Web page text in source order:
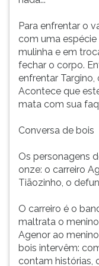
Para enfrentar o
com uma espécie
mulinha e em
fechar o corpo.
enfrentar
Acontece que
mata com sua
Conversa de bois
Os personagens
onze: o carreiro
Tiãozinho, o
O carreiro é o
maltrata o
Agenor ao
bois intervêm:
contam histórias,